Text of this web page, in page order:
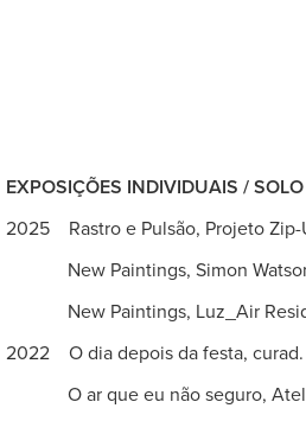
EXPOSIÇÕES INDIVIDUAIS /
2025 Rastro e Pulsão, Projeto Zip-
New Paintings, Simon Watson
New Paintings, Luz_Air
2022O dia depois da festa,
O ar que eu não seguro,